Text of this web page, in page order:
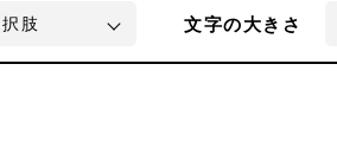
文字の大きさ